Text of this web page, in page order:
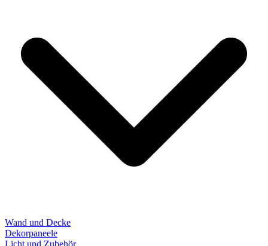
Wand und Decke
Dekorpaneele
Licht und Zubehör